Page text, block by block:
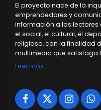
El proyecto nace de la
emprendedores y
información a los lectores
el social, el cultural, el
religioso, con la finalidad
multimedia que satisfaga
Leer más…